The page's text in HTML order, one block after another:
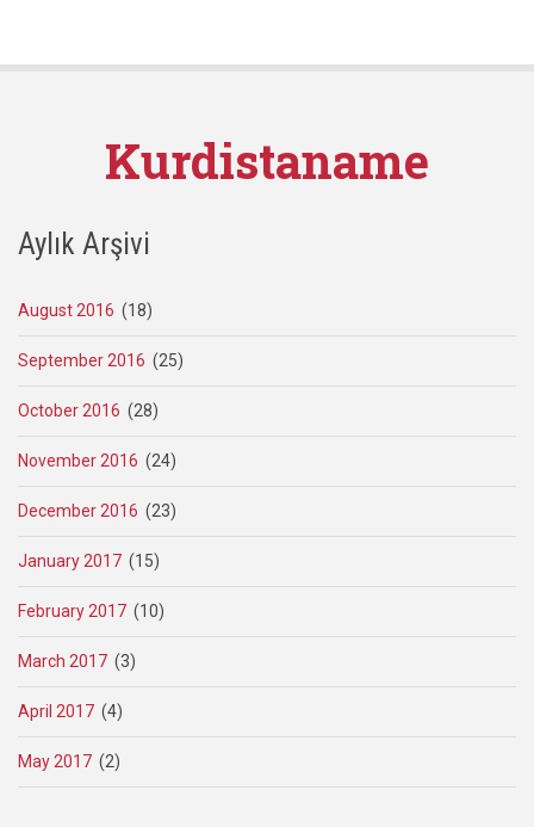
Kurdistaname
Aylık Arşivi
August 2016 (18)
September 2016 (25)
October 2016 (28)
November 2016 (24)
December 2016 (23)
January 2017 (15)
February 2017 (10)
March 2017 (3)
April 2017 (4)
May 2017 (2)